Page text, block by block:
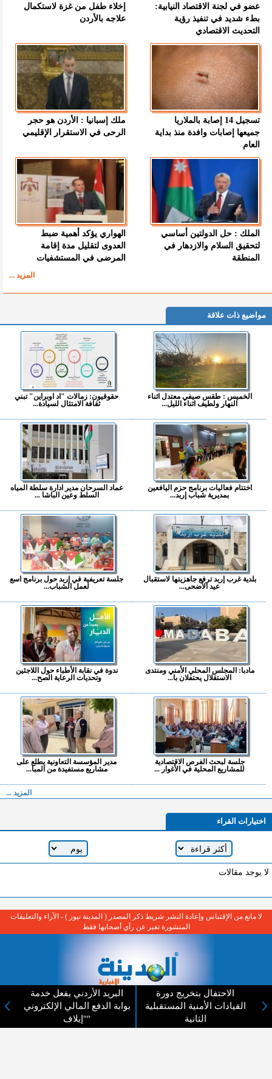
عضو في لجنة الاقتصاد النيابية:
بطء شديد في تنفيذ رؤية
التحديث الاقتصادي
إخلاء طفل من غزة لاستكمال
علاجه بالأردن
تسجيل 14 إصابة بالملاريا
جميعها إصابات وافدة منذ بداية
العام
ملك إسبانيا : الأردن هو حجر
الرحى في الاستقرار الإقليمي
الملك : حل الدولتين أساسي
لتحقيق السلام والازدهار في
المنطقة
الهواري يؤكد أهمية ضبط
العدوى لتقليل مدة إقامة
المرضى في المستشفيات
المزيد ...
مواضيع ذات علاقة
الخميس : طقس صيفي معتدل اثناء
النهار ولطيف اثناء الليل...
حقوقيون: زمالات "اد اوبراين" تبني
ثقافة الامتثال لسيادة...
اختتام فعاليات برنامج حزم اليافعين
بمديرية شباب إربد...
عماد السرحان مدير ادارة سلطة المياه
السلط وعين الباشا ...
بلدية غرب إربد ترفع جاهزيتها لاستقبال
عيد الأضحى...
جلسة تعريفية في إربد حول برنامج اسع
لعمل الشباب...
مادبا: المجلس المحلي الأمني ومنتدى
الاستقلال يحتفلان با...
ندوة في نقابة الأطباء حول اللاجئين
وتحديات الرعاية الصح...
جلسة لبحث الفرص الاقتصادية
للمشاريع المحلية في الأغوار ...
مدير المؤسسة التعاونية يطلع على
مشاريع مستفيدة من المبا...
المزيد ...
اختيارات القراء
لا يوجد مقالات
الاحتفال بتخريج دورة
القيادات الأمنية المستقبلية
الثانية
البريد الأردني يفعل خدمة
بوابة الدفع المالي الإلكتروني
"إيلاف"
لا مانع من الإقتباس وإعادة النشر شريط ذكر المصدر ( المدينة نيوز ) - الآراء والتعليقات
المنشورة تعبر عن رأي أصحابها فقط
عن المدينة الإخبارية
المدينة الإخبارية صحيفة الكترونية شاملة تابعة لشركة قنوات البث